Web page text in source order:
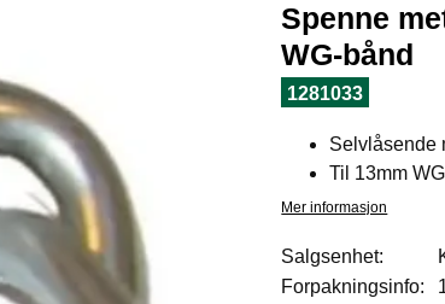
Spenne
WG-bånd
1281033
Selvlåsende
Til 13mm
Mer informasjon
Salgsenhet:
Forpakningsinfo: